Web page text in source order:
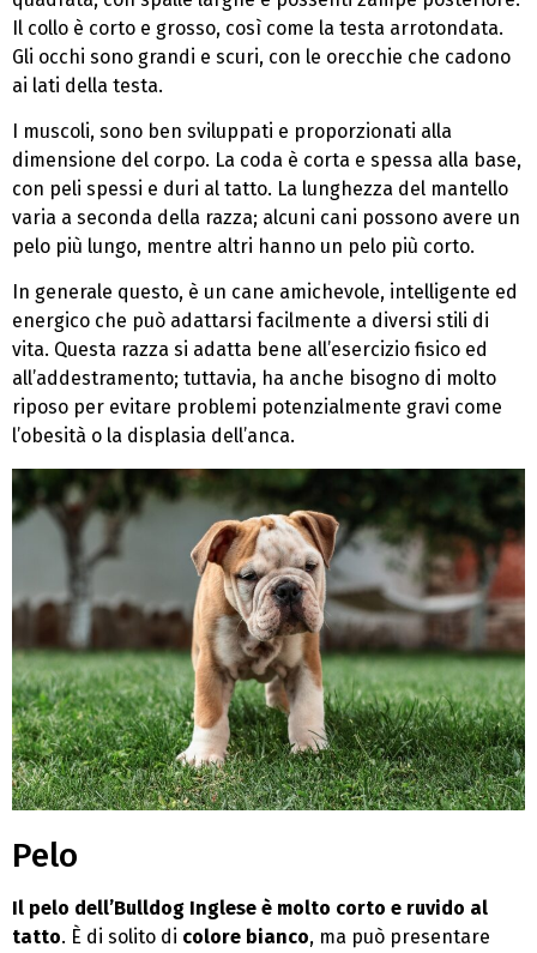
Il collo è corto e grosso, così come la testa arrotondata.
Gli occhi sono grandi e scuri, con le orecchie che cadono
ai lati della testa.
I muscoli, sono ben sviluppati e proporzionati alla
dimensione del corpo. La coda è corta e spessa alla base,
con peli spessi e duri al tatto. La lunghezza del mantello
varia a seconda della razza; alcuni cani possono avere un
pelo più lungo, mentre altri hanno un pelo più corto.
In generale questo, è un cane amichevole, intelligente ed
energico che può adattarsi facilmente a diversi stili di
vita. Questa razza si adatta bene all’esercizio fisico ed
all’addestramento; tuttavia, ha anche bisogno di molto
riposo per evitare problemi potenzialmente gravi come
l’obesità o la displasia dell’anca.
Pelo
Il pelo dell’Bulldog Inglese è molto corto e ruvido al
tatto. È di solito di colore bianco, ma può presentare